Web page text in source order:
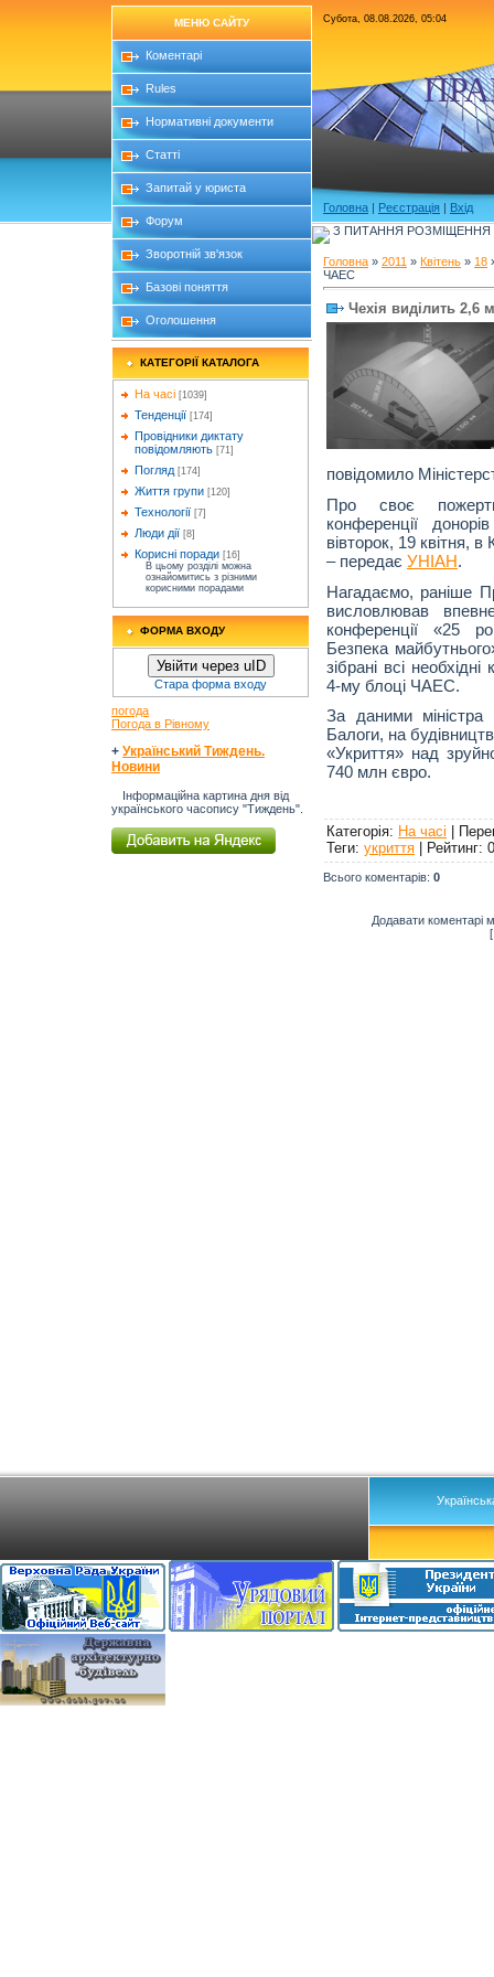
МЕНЮ САЙТУ
Коментарі
Rules
Нормативні документи
Статті
Запитай у юриста
Форум
Зворотній зв'язок
Базові поняття
Оголошення
КАТЕГОРІЇ КАТАЛОГА
На часі [1039]
Тенденції [174]
Провідники диктату
повідомляють [71]
Погляд [174]
Життя групи [120]
Технології [7]
Люди дії [8]
Корисні поради [16]
В цьому розділі можна
ознайомитись з різними
корисними порадами
ФОРМА ВХОДУ
Увійти через uID
Стара форма входу
погода
Погода в Рівному
+ Український Тиждень.
Новини
Інформаційна картина дня від
українського часопису "Тиждень".
Субота, 08.08.2026, 05:04
Головна | Реєстрація | Вхід
З ПИТАННЯ РОЗМІЩЕННЯ
Головна » 2011 » Квітень » 18
ЧАЕС
Чехія виділить 2,6
повідомило
Про своє
конференції
вівторок, 19 квітня,
– передає УНІАН.
Нагадаємо, раніше
висловлював
конференції «25
Безпека
зібрані всі
4-му блоці ЧАЕС.
За даними міністра
Балоги, на
«Укриття» над
740 млн євро.
Категорія: На часі |
Теги: укриття | Рейтинг:
Всього коментарів: 0
Додавати коментарі